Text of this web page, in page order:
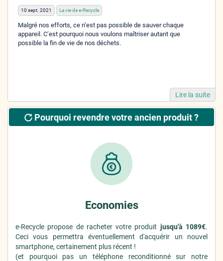
10 sept. 2021 La vie de e-Recycle
Malgré nos efforts, ce n’est pas possible de sauver chaque
appareil. C’est pourquoi nous voulons maîtriser autant que
possible la fin de vie de nos déchets.
Lire la suite
Pourquoi revendre votre ancien produit ?
Economies
e-Recycle propose de racheter votre produit jusqu'à 1089€.
Ceci vous permettra éventuellement d'acquérir un nouvel
smartphone, certainement plus récent !
(et pourquoi pas un téléphone reconditionné sur notre